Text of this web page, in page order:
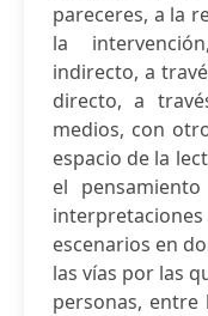
pareceres, a la
la
indirecto, a
directo, a
medios, con
espacio de la
el
escenarios en
las vías por las
personas, entre